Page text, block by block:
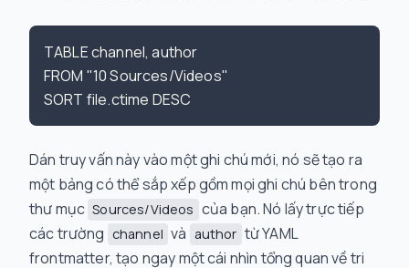
TABLE channel, author
FROM "10 Sources/Videos"
Dán truy vấn này vào một ghi chú mới, nó sẽ tạo ra
một bảng có thể sắp xếp gồm mọi ghi chú bên trong
thư mục Sources/Videos của bạn. Nó lấy trực tiếp
các trường channel và author từ YAML
frontmatter, tạo ngay một cái nhìn tổng quan về tri